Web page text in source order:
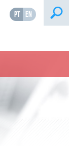
PT EN